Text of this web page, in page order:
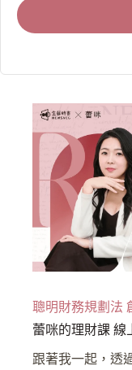
聰明財務規劃法
蕾咪的理財課 線
跟著我一起，透